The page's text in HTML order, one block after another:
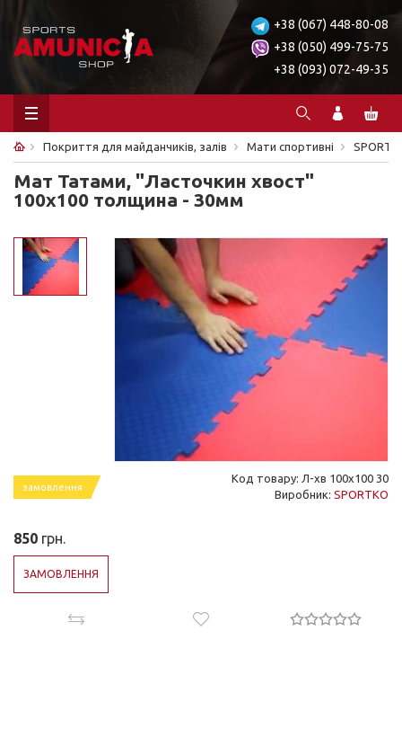
+38 (067) 448-80-08
+38 (050) 499-75-75
+38 (093) 072-49-35
Покриття для майданчиків, залів Мати спортивні
Мат Татами, "Ласточкин хвост"
100х100 толщина - 30мм
замовлення
Код товару: Л-хв 100х100 30
Виробник: SPORTKO
850 грн.
ЗАМОВЛЕННЯ